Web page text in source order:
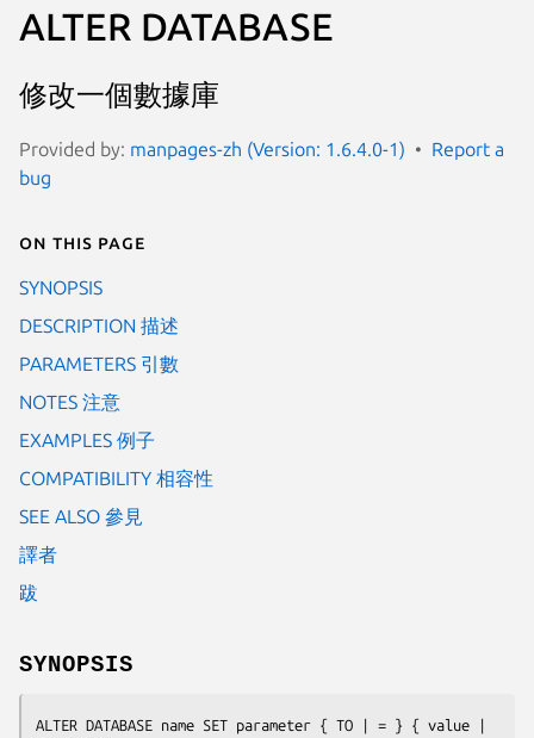
ALTER DATABASE
修改一個數據庫
Provided by: manpages-zh (Version: 1.6.4.0-1)
Report a
bug
On this page
SYNOPSIS
DESCRIPTION 描述
PARAMETERS 引數
NOTES 注意
EXAMPLES 例子
COMPATIBILITY 相容性
SEE ALSO 參見
譯者
跋
SYNOPSIS
ALTER DATABASE name SET parameter { TO | = } { value |